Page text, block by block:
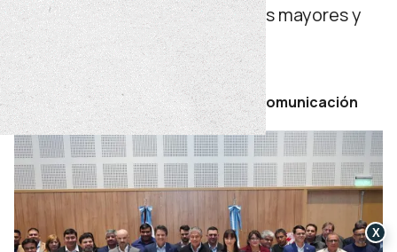
a niñez, adolescencia, personas mayores y
personas con discapacidad.
miércoles 27 de mayo de 2026
Por Secretaría de Prensa y Comunicación
X